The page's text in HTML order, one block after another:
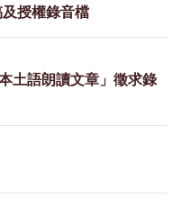
授權錄音檔
土語朗讀文章」徵求錄